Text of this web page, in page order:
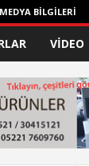
MEDYA BİLGİLERİ
VİDEO